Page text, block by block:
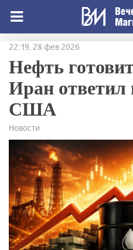
22:19, 28 фев 2026
Нефть
Иран ответил
США
Новости